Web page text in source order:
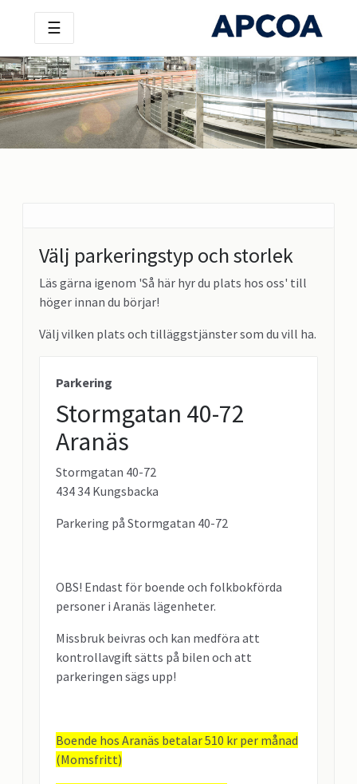
☰
Välj parkeringstyp och storlek
Läs gärna igenom 'Så här hyr du plats hos oss' till
höger innan du börjar!
Välj vilken plats och tilläggstjänster som du vill ha.
Parkering
Stormgatan 40-72
Aranäs
Stormgatan 40-72
434 34 Kungsbacka
Parkering på Stormgatan 40-72
OBS! Endast för boende och folkbokförda
personer i Aranäs lägenheter.
Missbruk beivras och kan medföra att
kontrollavgift sätts på bilen och att
parkeringen sägs upp!
Boende hos Aranäs betalar 510 kr per månad
(Momsfritt)